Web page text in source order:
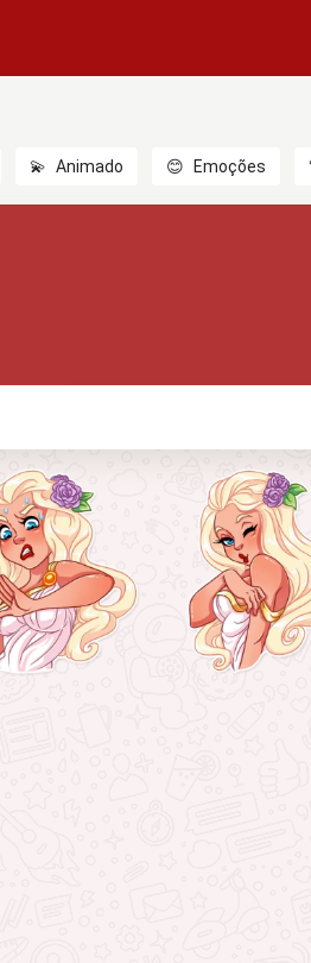
💫 Animado 😊 Emoções